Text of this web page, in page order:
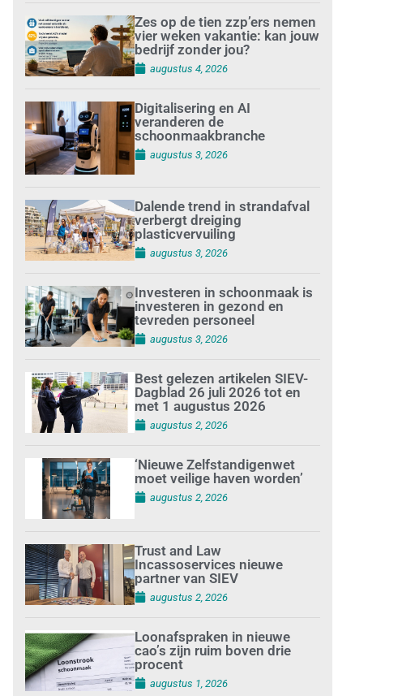
Zes op de tien zzp’ers nemen
vier weken vakantie: kan jouw
bedrijf zonder jou?
augustus 4, 2026
Digitalisering en AI
veranderen de
schoonmaakbranche
augustus 3, 2026
Dalende trend in strandafval
verbergt dreiging
plasticvervuiling
augustus 3, 2026
Investeren in schoonmaak is
investeren in gezond en
tevreden personeel
augustus 3, 2026
Best gelezen artikelen SIEV-
Dagblad 26 juli 2026 tot en
met 1 augustus 2026
augustus 2, 2026
‘Nieuwe Zelfstandigenwet
moet veilige haven worden’
augustus 2, 2026
Trust and Law
Incassoservices nieuwe
partner van SIEV
augustus 2, 2026
Loonafspraken in nieuwe
cao’s zijn ruim boven drie
procent
augustus 1, 2026